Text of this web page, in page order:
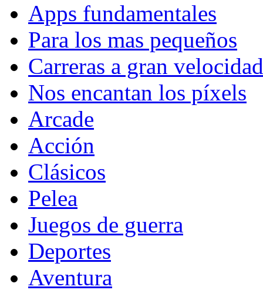
Apps fundamentales
Para los mas pequeños
Carreras a gran velocidad
Nos encantan los píxels
Arcade
Acción
Clásicos
Pelea
Juegos de guerra
Deportes
Aventura